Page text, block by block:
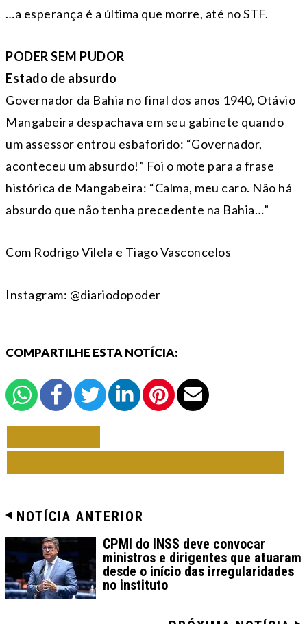
…a esperança é a última que morre, até no STF.
PODER SEM PUDOR
Estado de absurdo
Governador da Bahia no final dos anos 1940, Otávio
Mangabeira despachava em seu gabinete quando
um assessor entrou esbaforido: “Governador,
aconteceu um absurdo!” Foi o mote para a frase
histórica de Mangabeira: “⁠Calma, meu caro. Não há
absurdo que não tenha precedente na Bahia…”
Com Rodrigo Vilela e Tiago Vasconcelos
Instagram: @diariodopoder
COMPARTILHE ESTA NOTÍCIA:
NOTÍCIA ANTERIOR
CPMI do INSS deve convocar
ministros e dirigentes que atuaram
desde o início das irregularidades
no instituto